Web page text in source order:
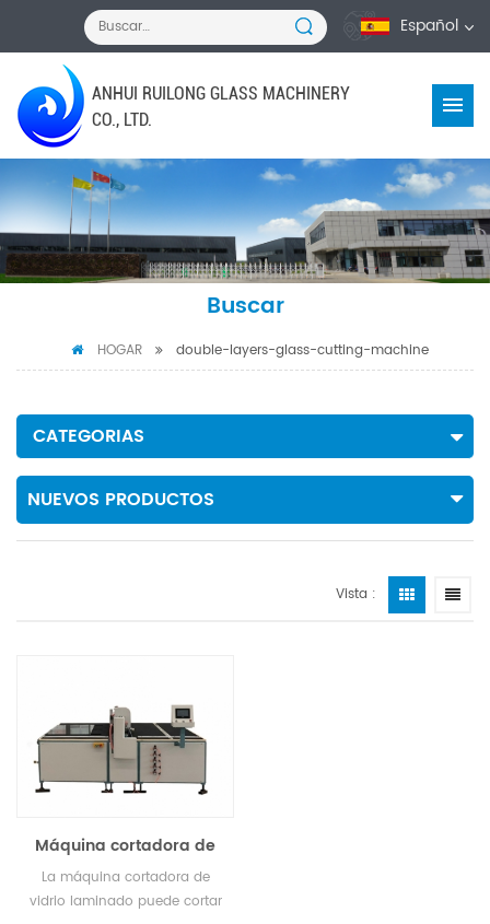
Español
ANHUI RUILONG GLASS MACHINERY
CO., LTD.
Buscar
HOGAR double-layers-glass-cutting-machine
CATEGORIAS
NUEVOS PRODUCTOS
Vista :
Máquina cortadora de
vidrio laminado SY-2621
La máquina cortadora de
vidrio laminado puede cortar